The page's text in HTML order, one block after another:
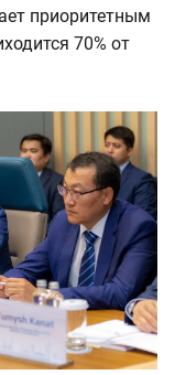
приоритетным
70% от